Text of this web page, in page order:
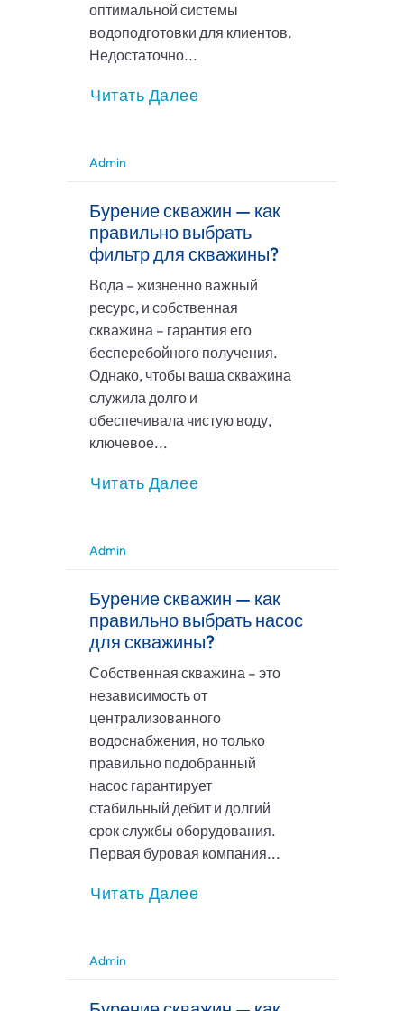
оптимальной системы
водоподготовки для клиентов.
Недостаточно...
Читать Далее
Admin
Бурение скважин — как
правильно выбрать
фильтр для скважины?
Вода – жизненно важный
ресурс, и собственная
скважина – гарантия его
бесперебойного получения.
Однако, чтобы ваша скважина
служила долго и
обеспечивала чистую воду,
ключевое...
Читать Далее
Admin
Бурение скважин — как
правильно выбрать насос
для скважины?
Собственная скважина – это
независимость от
централизованного
водоснабжения, но только
правильно подобранный
насос гарантирует
стабильный дебит и долгий
срок службы оборудования.
Первая буровая компания...
Читать Далее
Admin